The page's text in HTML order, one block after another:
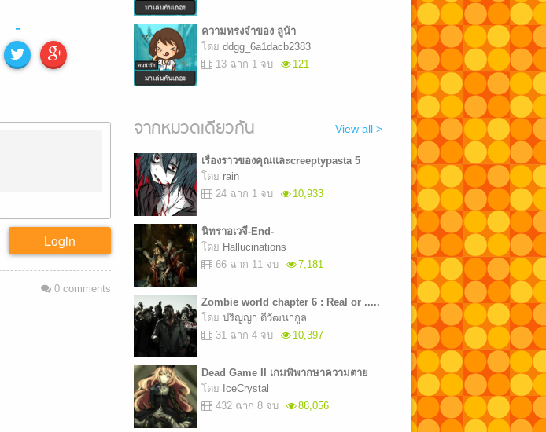
-
Login
0 comments
ความทรงจําของ ลูน้า
โดย ddgg_6a1dacb2383
13 ฉาก 1 จบ
121
จากหมวดเดียวกัน View all >
เรื่องราวของคุณและcreeptypasta 5
โดย rain
24 ฉาก 1 จบ
10,933
นิทราอเวจี-End-
โดย Hallucinations
66 ฉาก 11 จบ
7,181
Zombie world chapter 6 : Real or .....
โดย ปริญญา ดีวัฒนากูล
31 ฉาก 4 จบ
10,397
Dead Game II เกมพิพากษาความตาย
โดย IceCrystal
432 ฉาก 8 จบ
88,056